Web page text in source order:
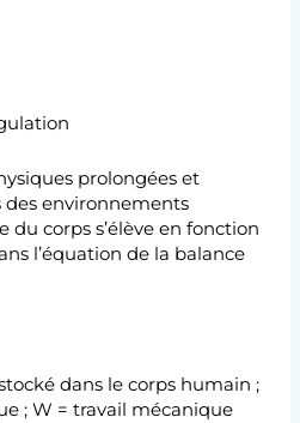
prolongées et
environnements
du corps s’élève en fonction
l’équation de la balance
dans le corps humain ;
; W = travail mécanique